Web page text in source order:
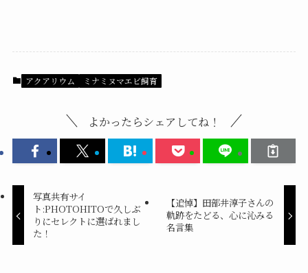
アクアリウム ミナミヌマエビ飼育
よかったらシェアしてね！
写真共有サイ
ト:PHOTOHITOで久しぶ
りにセレクトに選ばれまし
た！
【追悼】田部井淳子さんの
軌跡をたどる、心に沁みる
名言集